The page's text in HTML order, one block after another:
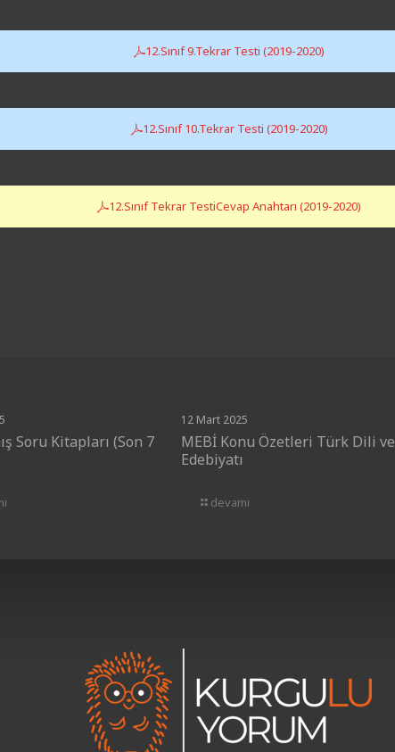
12.Sınıf 9.Tekrar Testi (2019-2020)
12.Sınıf 10.Tekrar Testi (2019-2020)
12.Sınıf Tekrar TestiCevap Anahtarı (2019-2020)
Soru Kitapları (Son 7
12 Mart 2025
MEBİ Konu Özetleri Türk Dili ve
Edebiyatı
devamı